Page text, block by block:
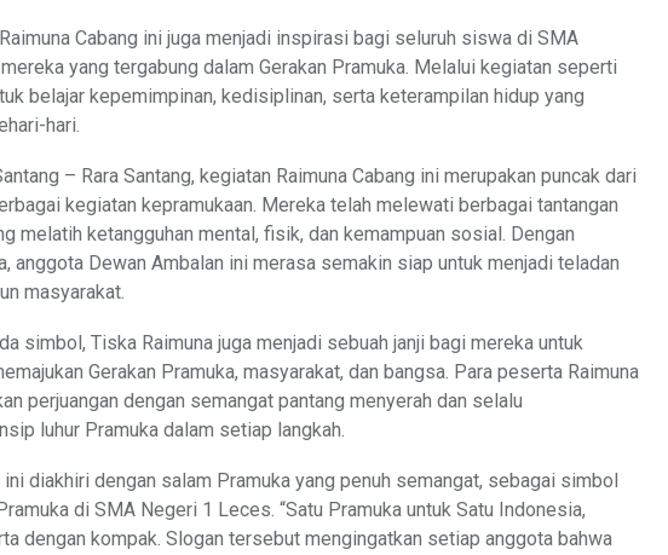
Cabang ini juga menjadi inspirasi bagi seluruh siswa di SMA
yang tergabung dalam Gerakan Pramuka. Melalui kegiatan seperti
belajar kepemimpinan, kedisiplinan, serta keterampilan hidup yang
hari.
– Rara Santang, kegiatan Raimuna Cabang ini merupakan puncak dari
kegiatan kepramukaan. Mereka telah melewati berbagai tantangan
melatih ketangguhan mental, fisik, dan kemampuan sosial. Dengan
anggota Dewan Ambalan ini merasa semakin siap untuk menjadi teladan
masyarakat.
simbol, Tiska Raimuna juga menjadi sebuah janji bagi mereka untuk
Gerakan Pramuka, masyarakat, dan bangsa. Para peserta Raimuna
perjuangan dengan semangat pantang menyerah dan selalu
luhur Pramuka dalam setiap langkah.
diakhiri dengan salam Pramuka yang penuh semangat, sebagai simbol
di SMA Negeri 1 Leces. “Satu Pramuka untuk Satu Indonesia,
dengan kompak. Slogan tersebut mengingatkan setiap anggota bahwa